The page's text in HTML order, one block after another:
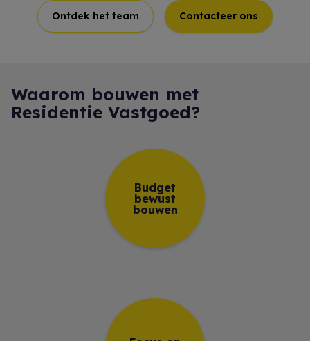
Ontdek het team Contacteer ons
Waarom bouwen met
Residentie Vastgoed?
Budget
bewust
bouwen